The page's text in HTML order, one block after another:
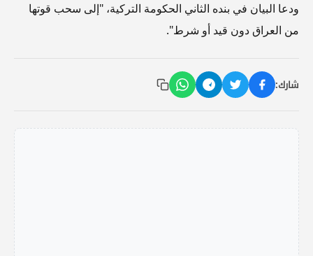
ودعا البيان في بنده الثاني الحكومة التركية، "إلى سحب قوتها
من العراق دون قيد أو شرط".
شارك: